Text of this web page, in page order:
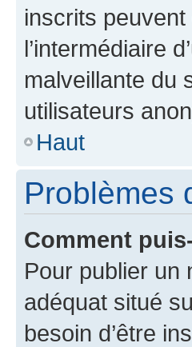
inscrits
l’intermédiaire
malveillante du
utilisateurs
Haut
Problèmes
Comment
Pour publier un
adéquat situé
besoin d’être